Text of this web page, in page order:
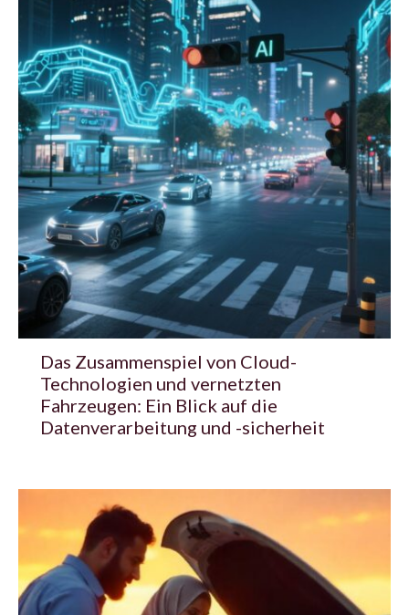
Das Zusammenspiel von Cloud-
Technologien und vernetzten
Fahrzeugen: Ein Blick auf die
Datenverarbeitung und -sicherheit